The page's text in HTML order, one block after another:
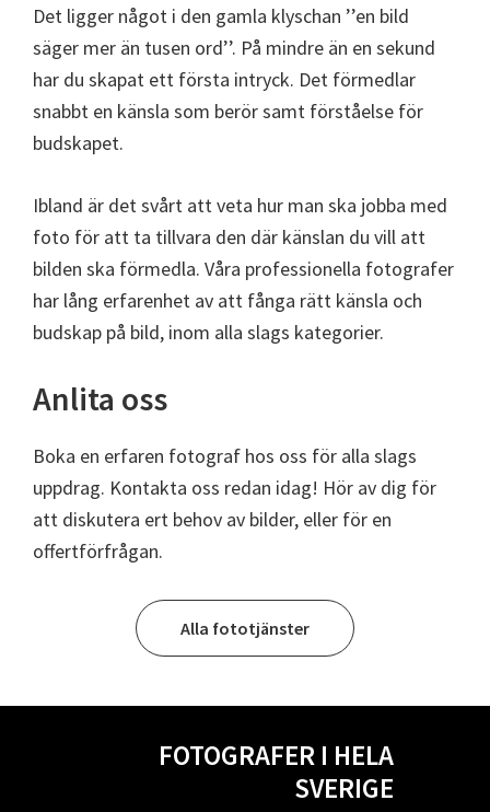
Det ligger något i den gamla klyschan ’’en bild
säger mer än tusen ord’’. På mindre än en sekund
har du skapat ett första intryck. Det förmedlar
snabbt en känsla som berör samt förståelse för
budskapet.
Ibland är det svårt att veta hur man ska jobba med
foto för att ta tillvara den där känslan du vill att
bilden ska förmedla. Våra professionella fotografer
har lång erfarenhet av att fånga rätt känsla och
budskap på bild, inom alla slags kategorier.
Anlita oss
Boka en erfaren fotograf hos oss för alla slags
uppdrag. Kontakta oss redan idag! Hör av dig för
att diskutera ert behov av bilder, eller för en
offertförfrågan.
Alla fototjänster
FOTOGRAFER I HELA
SVERIGE